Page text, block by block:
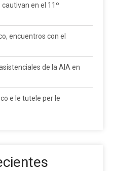
en el 11º
encuentros con el
de la AIA en
e le tutele per le